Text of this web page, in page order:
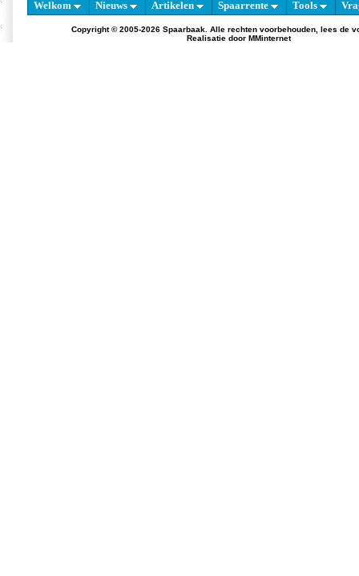
Welkom Nieuws Artikelen Spaarrente Tools
Copyright © 2005-2026 Spaarbaak. Alle rechten voorbehouden, lees de
Realisatie door MMinternet